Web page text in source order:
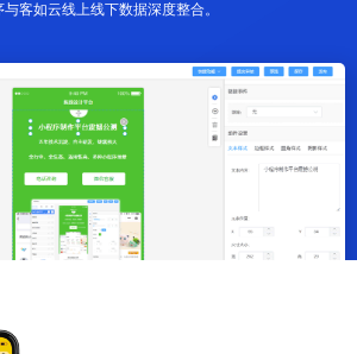
客如云线上线下数据深度整合。